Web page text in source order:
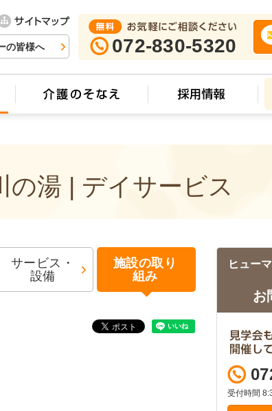
の皆様へ 072-830-5320
の湯 | デイサービス
サービス・
設備
施設の取り
組み
ヒュー
お
受付時間